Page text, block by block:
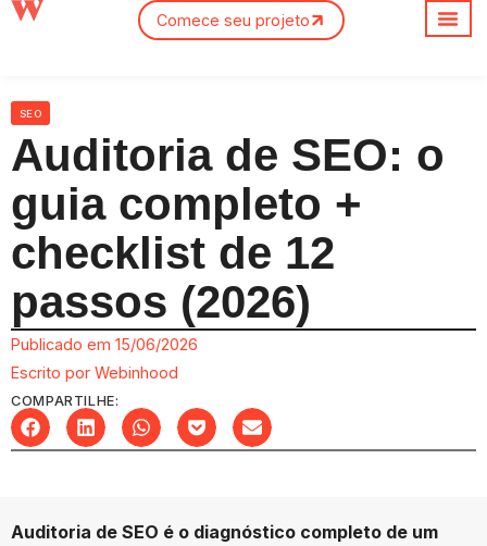
Comece seu projeto
SEO
Auditoria de SEO: o
guia completo +
checklist de 12
passos (2026)
Publicado em 15/06/2026
Escrito por Webinhood
COMPARTILHE:
Auditoria de SEO é o diagnóstico completo de um